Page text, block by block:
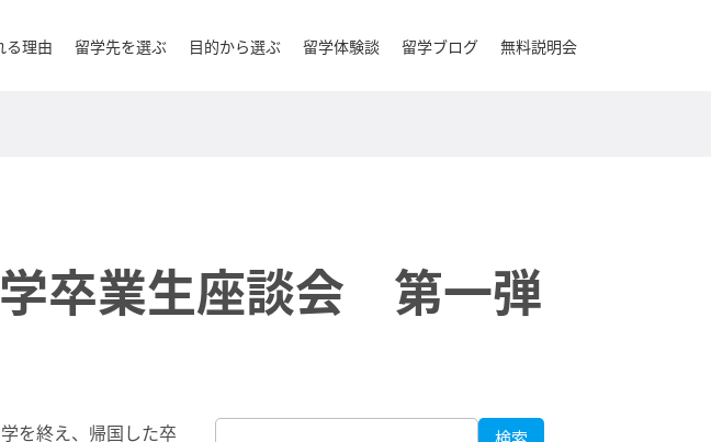
る理由 留学先を選ぶ 目的から選ぶ 留学体験談 留学ブログ 無料説明会
卒業生座談会 第一弾
を終え、帰国した卒
検索